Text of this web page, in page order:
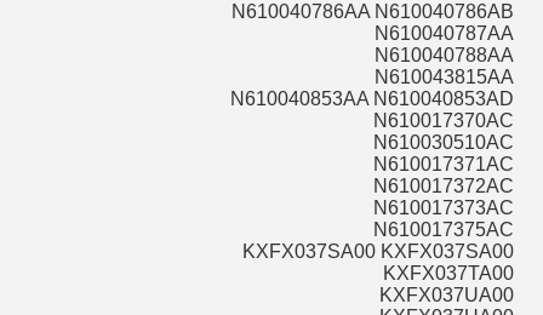
N610040786AA N610040786AB
N610040787AA
N610040788AA
N610043815AA
N610040853AA N610040853AD
N610017370AC
N610030510AC
N610017371AC
N610017372AC
N610017373AC
N610017375AC
KXFX037SA00 KXFX037SA00
KXFX037TA00
KXFX037UA00